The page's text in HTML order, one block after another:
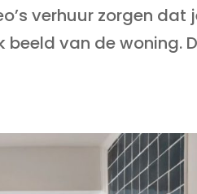
verhuur zorgen dat
beeld van de woning.